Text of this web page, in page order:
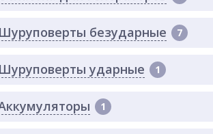
Шуруповерты безударные 7
Шуруповерты ударные 1
1